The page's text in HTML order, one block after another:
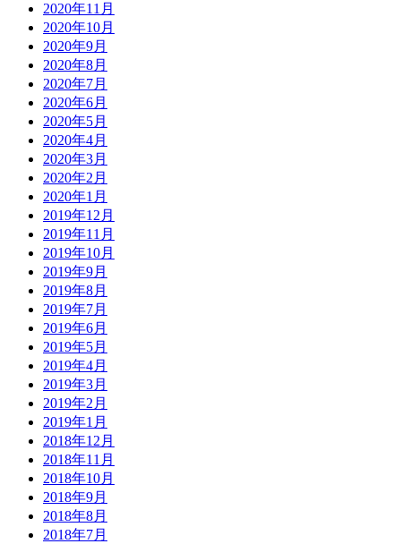
2020年11月
2020年10月
2020年9月
2020年8月
2020年7月
2020年6月
2020年5月
2020年4月
2020年3月
2020年2月
2020年1月
2019年12月
2019年11月
2019年10月
2019年9月
2019年8月
2019年7月
2019年6月
2019年5月
2019年4月
2019年3月
2019年2月
2019年1月
2018年12月
2018年11月
2018年10月
2018年9月
2018年8月
2018年7月